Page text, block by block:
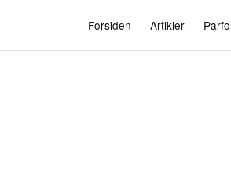
Forsiden Artikler